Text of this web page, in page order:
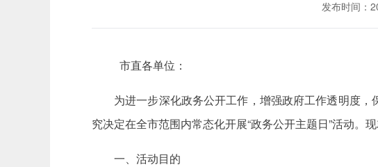
发布时间：
市直各单位：
为进一步深化政务公开工作，增强政府工作透明度
究决定在全市范围内常态化开展“政务公开主题日”活动。
一、活动目的